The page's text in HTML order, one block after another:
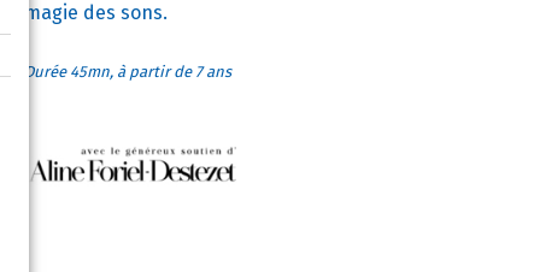
magie des sons.
Durée 45mn, à partir de 7 ans